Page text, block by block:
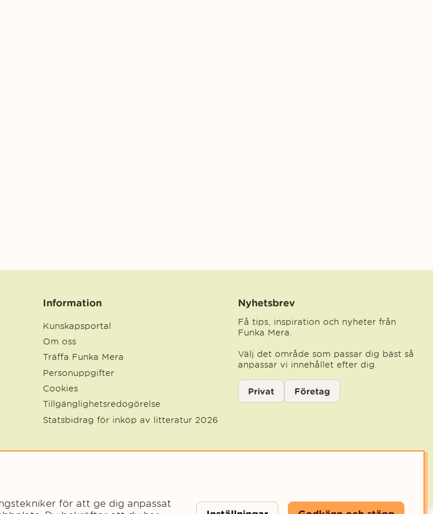
Information
Kunskapsportal
Om oss
Träffa Funka Mera
Personuppgifter
Cookies
Tillgänglighetsredogörelse
Statsbidrag för inköp av litteratur 2026
Nyhetsbrev
Få tips, inspiration och nyheter från
Funka Mera.
Välj det område som passar dig bäst så
anpassar vi innehållet efter dig.
Välj kategori för nyhetsbrev
Privat Företag
för att ge dig anpassat